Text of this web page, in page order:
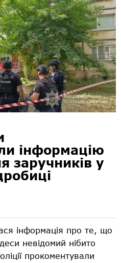
інформацію
заручників у
інформація про те, що
невідомий нібито
прокоментували